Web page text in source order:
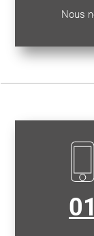
Nous